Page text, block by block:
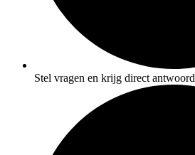
Stel vragen en krijg direct antwoord